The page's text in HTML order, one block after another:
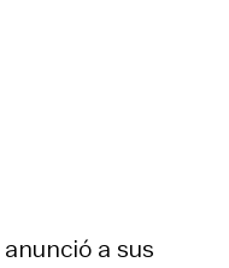
anunció a sus